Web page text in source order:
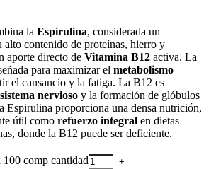
la Espirulina, considerada un
alto contenido de proteínas, hierro y
aporte directo de Vitamina B12 activa. La
para maximizar el metabolismo
el cansancio y la fatiga. La B12 es
sistema nervioso y la formación de glóbulos
Espirulina proporciona una densa nutrición,
útil como refuerzo integral en dietas
donde la B12 puede ser deficiente.
comp cantidad